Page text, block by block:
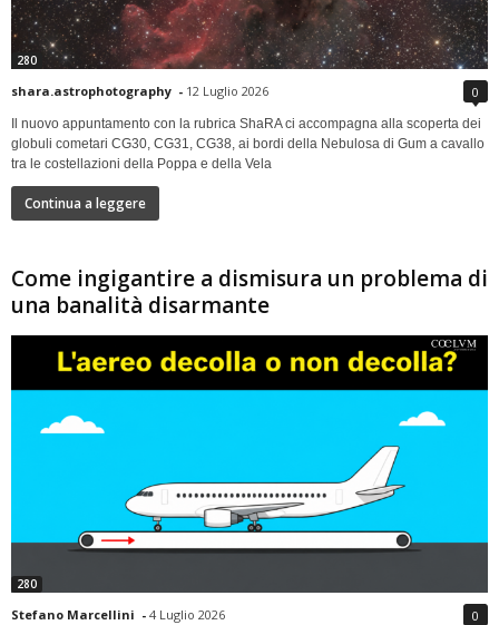
280
shara.astrophotography - 12 Luglio 2026 0
Il nuovo appuntamento con la rubrica ShaRA ci accompagna alla scoperta dei
globuli cometari CG30, CG31, CG38, ai bordi della Nebulosa di Gum a cavallo
tra le costellazioni della Poppa e della Vela
Continua a leggere
Come ingigantire a dismisura un problema di
una banalità disarmante
280
Stefano Marcellini - 4 Luglio 2026 0